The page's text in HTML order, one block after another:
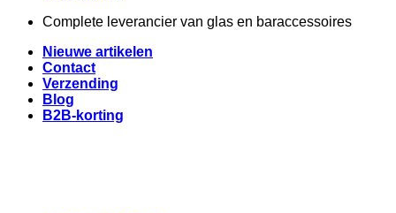
Complete leverancier van glas en baraccessoires
Nieuwe artikelen
Contact
Verzending
Blog
B2B-korting